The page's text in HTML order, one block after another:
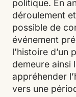
politique. En
déroulement
possible de
événement
l’histoire d’un
demeure ainsi
appréhender
vers une